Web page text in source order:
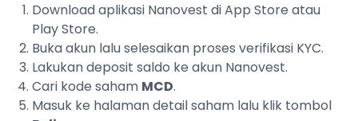
Download aplikasi Nanovest di App Store atau
Play Store.
Buka akun lalu selesaikan proses verifikasi KYC.
Lakukan deposit saldo ke akun Nanovest.
Cari kode saham MCD.
Masuk ke halaman detail saham lalu klik tombol